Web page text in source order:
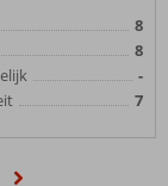
8
8
-
7